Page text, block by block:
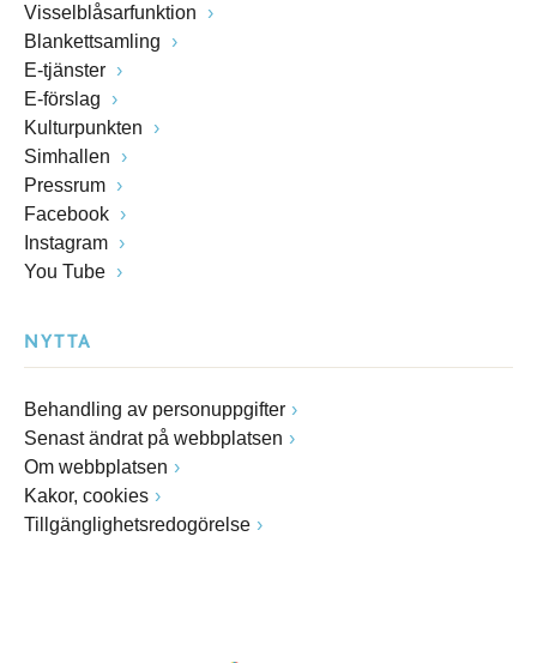
Visselblåsarfunktion
Blankettsamling
E-tjänster
E-förslag
Kulturpunkten
Simhallen
Pressrum
Facebook
Instagram
You Tube
NYTTA
Behandling av personuppgifter
Senast ändrat på webbplatsen
Om webbplatsen
Kakor, cookies
Tillgänglighetsredogörelse